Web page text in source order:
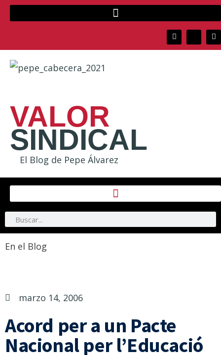
VALOR
SINDICAL
El Blog de Pepe Álvarez
En el Blog
marzo 14, 2006
Acord per a un Pacte
Nacional per l’Educació